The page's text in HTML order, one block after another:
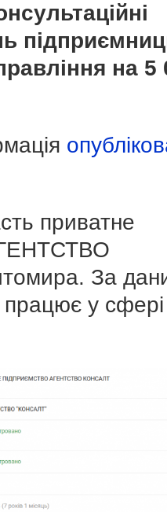
на 5
приватне
За
працює у